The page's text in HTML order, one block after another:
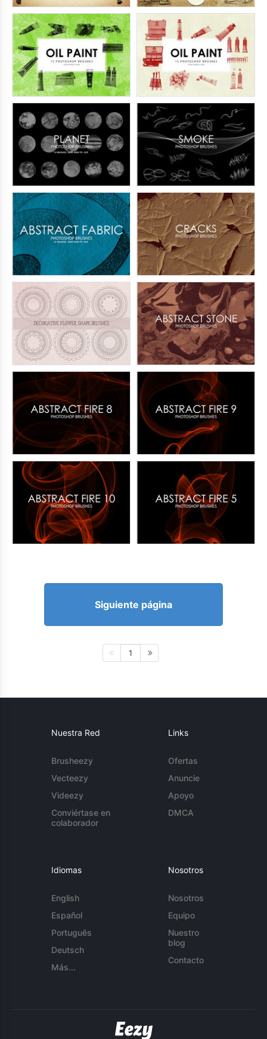
Siguiente página
1
Nuestra Red
Brusheezy
Vecteezy
Videezy
Conviértase en
colaborador
Links
Ofertas
Anuncie
Apoyo
DMCA
Idiomas
English
Español
Português
Deutsch
Más...
Nosotros
Nosotros
Equipo
Nuestro
blog
Contacto